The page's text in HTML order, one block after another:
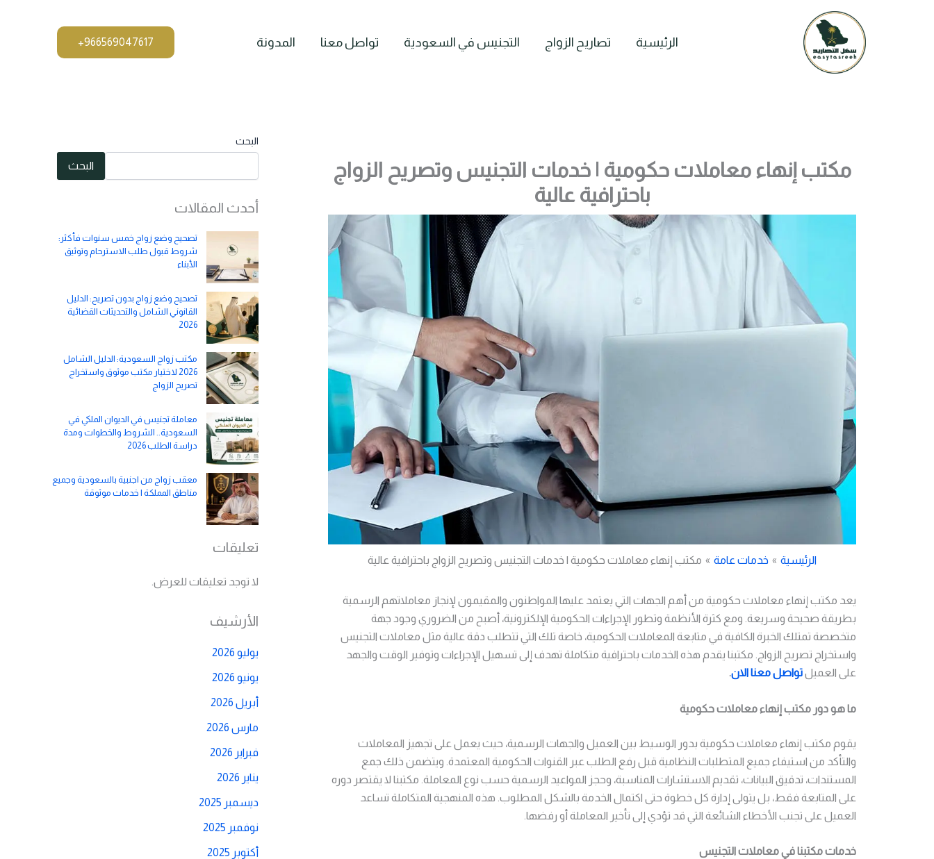
الرئيسية تصاريح الزواج التجنيس في السعودية تواصل معنا المدونة
مكتب إنهاء معاملات حكومية | خدمات التجنيس وتصريح الزواج
باحترافية عالية
الرئيسية خدمات عامة مكتب إنهاء معاملات حكومية | خدمات التجنيس وتصريح الزواج باحترافية عالية
يعد مكتب إنهاء معاملات حكومية من أهم الجهات التي يعتمد عليها المواطنون والمقيمون لإنجاز معاملاتهم الرسمية
بطريقة صحيحة وسريعة. ومع كثرة الأنظمة وتطور الإجراءات الحكومية الإلكترونية، أصبح من الضروري وجود جهة
متخصصة تمتلك الخبرة الكافية في متابعة المعاملات الحكومية، خاصة تلك التي تتطلب دقة عالية مثل معاملات التجنيس
واستخراج تصريح الزواج. مكتبنا يقدم هذه الخدمات باحترافية متكاملة تهدف إلى تسهيل الإجراءات وتوفير الوقت والجهد
على العميلتواصل معنا الان.
ما هو دور مكتب إنهاء معاملات حكومية
يقوم مكتب إنهاء معاملات حكومية بدور الوسيط بين العميل والجهات الرسمية، حيث يعمل على تجهيز المعاملات
والتأكد من استيفاء جميع المتطلبات النظامية قبل رفع الطلب عبر القنوات الحكومية المعتمدة. ويتضمن ذلك جمع
المستندات، تدقيق البيانات، تقديم الاستشارات المناسبة، وحجز المواعيد الرسمية حسب نوع المعاملة. مكتبنا لا يقتصر دوره
على المتابعة فقط، بل يتولى إدارة كل خطوة حتى اكتمال الخدمة بالشكل المطلوب. هذه المنهجية المتكاملة تساعد
العميل على تجنب الأخطاء الشائعة التي قد تؤدي إلى تأخير المعاملة أو رفضها.
خدمات مكتبنا في معاملات التجنيس
البحث
البحث
أحدث المقالات
تصحيح وضع زواج خمس سنوات فأكثر:
شروط قبول طلب الاسترحام وتوثيق
الأبناء
تصحيح وضع زواج بدون تصريح: الدليل
القانوني الشامل والتحديثات القضائية
2026
مكتب زواج السعودية: الدليل الشامل
2026 لاختيار مكتب موثوق واستخراج
تصريح الزواج
معاملة تجنيس في الديوان الملكي في
السعودية.. الشروط والخطوات ومدة
دراسة الطلب 2026
معقب زواج من اجنبية بالسعودية وجميع
مناطق المملكة | خدمات موثوقة
تعليقات
لا توجد تعليقات للعرض.
الأرشيف
يوليو 2026
يونيو 2026
أبريل 2026
مارس 2026
فبراير 2026
يناير 2026
ديسمبر 2025
نوفمبر 2025
أكتوبر 2025